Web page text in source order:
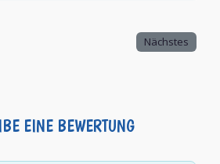
Nächstes
EINE BEWERTUNG